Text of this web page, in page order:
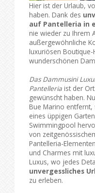
Hier ist der Urlaub,
haben. Dank des
auf Pantelleria in
nie wieder zu Ihrem
außergewöhnliche
luxuriösen
wunderschönen
Das Dammusini
Pantelleria ist der
gewünscht haben.
Bue Marino entfernt,
eines üppigen
Swimmingpool
von
Pantelleria-
und Charmes mit
Luxus, wo jedes
unvergessliches
zu erleben.